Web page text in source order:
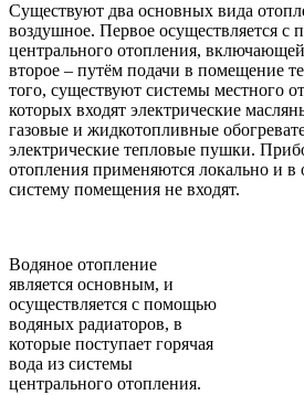
Существуют два основных вида
воздушное. Первое осуществляется
центрального отопления,
второе – путём подачи в помещение
того, существуют системы местного
которых входят электрические
газовые и жидкотопливные
электрические тепловые пушки.
отопления применяются локально и
систему помещения не входят.
Водяное отопление
является основным, и
осуществляется с помощью
водяных радиаторов, в
которые поступает горячая
вода из системы
центрального отопления.